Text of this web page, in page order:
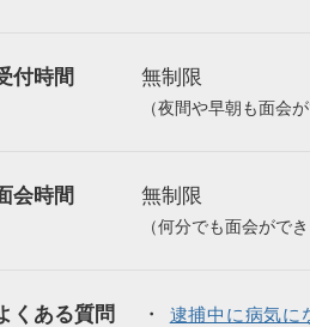
付時間 無制限
（夜間や早朝も面会
会時間 無制限
（何分でも面会ができ
くある質問
逮捕中に病気に